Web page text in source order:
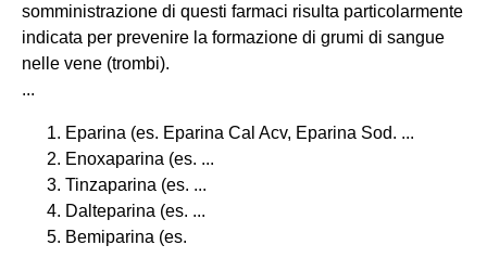
somministrazione di questi farmaci risulta particolarmente
indicata per prevenire la formazione di grumi di sangue
nelle vene (trombi).
...
Eparina (es. Eparina Cal Acv, Eparina Sod. ...
Enoxaparina (es. ...
Tinzaparina (es. ...
Dalteparina (es. ...
Bemiparina (es.